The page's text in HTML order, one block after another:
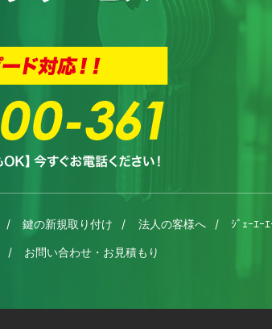
鍵の新規取り付け 法人の客様へ ｼﾞｪｰｴｰ
お問い合わせ・お見積もり